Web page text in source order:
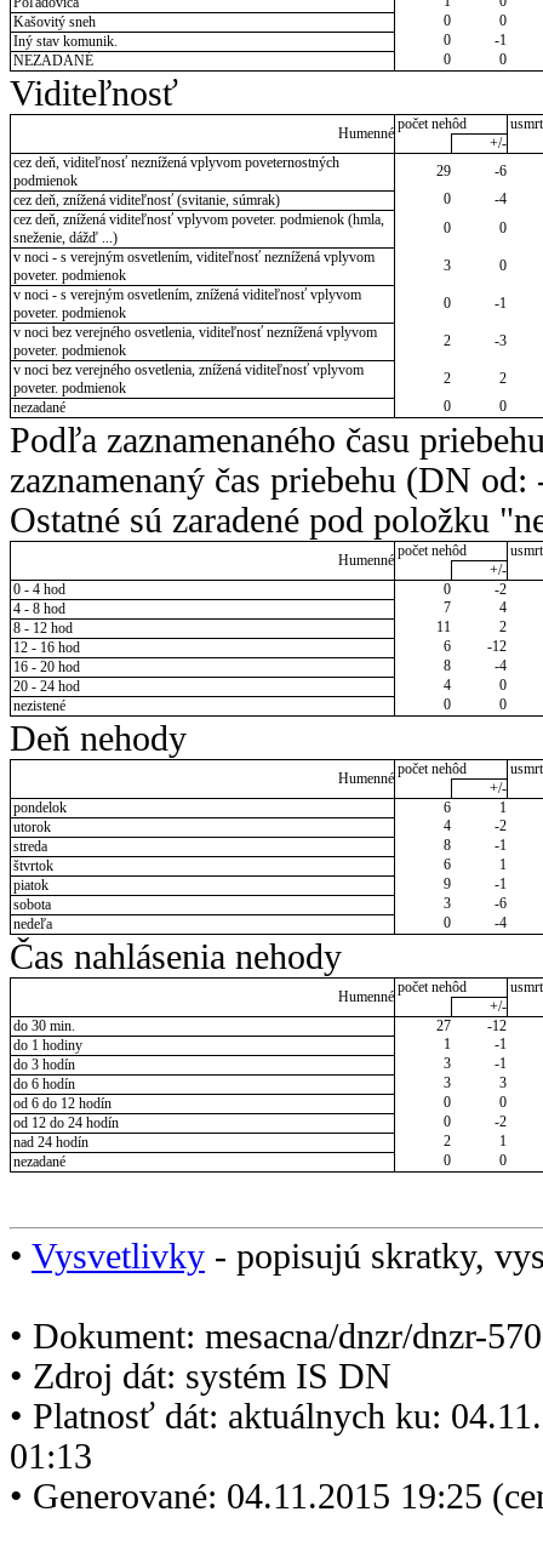
Kašovitý sneh
0
0
Iný stav komunik.
0
-1
NEZADANÉ
0 0
Viditeľnosť
Humenné
počet nehôd
+/-
cez deň, viditeľnosť neznížená vplyvom poveternostných
podmienok
29
-6
cez deň, znížená viditeľnosť (svitanie, súmrak)
0
-4
cez deň, znížená viditeľnosť vplyvom poveter. podmienok (hmla,
sneženie, dážď ...)
0
0
v noci - s verejným osvetlením, viditeľnosť neznížená vplyvom
poveter. podmienok
3
0
v noci - s verejným osvetlením, znížená viditeľnosť vplyvom
poveter. podmienok
0
-1
v noci bez verejného osvetlenia, viditeľnosť neznížená vplyvom
poveter. podmienok
2
-3
v noci bez verejného osvetlenia, znížená viditeľnosť vplyvom
poveter. podmienok
2
2
nezadané
0 0
Podľa zaznamenaného času
zaznamenaný čas priebehu (DN
Ostatné sú zaradené pod položku
Humenné
počet nehôd
+/-
0 - 4 hod
0
-2
4 - 8 hod
7
4
8 - 12 hod
11
2
12 - 16 hod
6
-12
16 - 20 hod
8
-4
20 - 24 hod
4
0
nezistené
0 0
Deň nehody
Humenné
počet nehôd
+/-
pondelok
6
1
utorok
4
-2
streda
8
-1
štvrtok
6
1
piatok
9
-1
sobota
3
-6
nedeľa
0 -4
Čas nahlásenia nehody
Humenné
počet nehôd
+/-
do 30 min.
27
-12
do 1 hodiny
1
-1
do 3 hodín
3
-1
do 6 hodín
3
3
od 6 do 12 hodín
0
0
od 12 do 24 hodín
0
-2
nad 24 hodín
2
1
nezadané
0 0
• Vysvetlivky - popisujú skratky,
• Dokument: mesacna/dnzr/dnzr-
• Zdroj dát: systém IS DN
• Platnosť dát: aktuálnych ku:
01:13
• Generované: 04.11.2015 19:25